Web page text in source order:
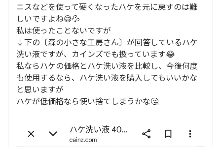
ニスなどを使って硬くなったハケを元に戻すのは難
しいですよね😅💦
私は使ったことないですが
↓下の〔森の小さな工房さん〕が回答しているハケ
洗い液ですが、カインズでも扱っています😂
私ならハケの価格とハケ洗い液を比較し、今後何度
も使用するなら、ハケ洗い液を購入してもいいかな
と思いますが
ハケが低価格なら使い捨てしまうかな🤔